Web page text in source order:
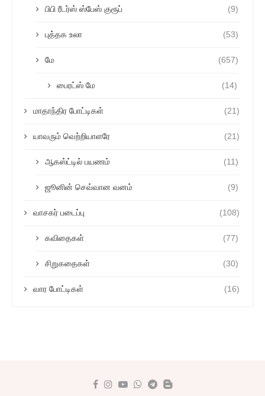
பிபி ரீடர்ஸ் ஸ்பேஸ் குரூப் (9)
புத்தக உலா (53)
மே (657)
பைரட்ஸ் மே (14)
மாதாந்திர போட்டிகள் (21)
யாவரும் வெற்றியாளரே (21)
ஆகஸ்ட்டில் பயணம் (11)
ஜூனின் செவ்வான வனம் (9)
வாசகர் படைப்பு (108)
கவிதைகள் (77)
சிறுகதைகள் (30)
வார போட்டிகள் (16)